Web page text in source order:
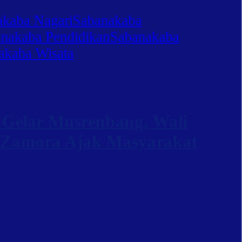
NagariSabanakaba
PendidikanSabanakaba
Wisata